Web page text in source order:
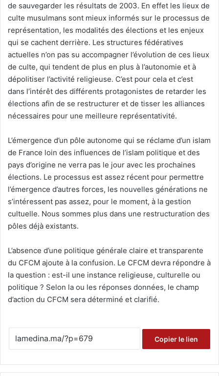
de sauvegarder les résultats de 2003. En effet les lieux de
culte musulmans sont mieux informés sur le processus de
représentation, les modalités des élections et les enjeux
qui se cachent derrière. Les structures fédératives
actuelles n’on pas su accompagner l’évolution de ces lieux
de culte, qui tendent de plus en plus à l’autonomie et à
dépolitiser l’activité religieuse. C’est pour cela et c’est
dans l’intérêt des différents protagonistes de retarder les
élections afin de se restructurer et de tisser les alliances
nécessaires pour une meilleure représentativité.
L’émergence d’un pôle autonome qui se réclame d’un islam
de France loin des influences de l’islam politique et des
pays d’origine ne verra pas le jour avec les prochaines
élections. Le processus est assez récent pour permettre
l’émergence d’autres forces, les nouvelles générations ne
s’intéressent pas assez, pour le moment, à la gestion
cultuelle. Nous sommes plus dans une restructuration des
pôles déjà existants.
L’absence d’une politique générale claire et transparente
du CFCM ajoute à la confusion. Le CFCM devra répondre à
la question : est-il une instance religieuse, culturelle ou
politique ? Selon la ou les réponses données, le champ
d’action du CFCM sera déterminé et clarifié.
Copier le lien